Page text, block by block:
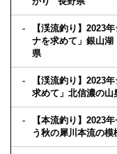
【渓流釣り】2023
ナを求めて」銀山湖
県
【渓流釣り】2023
求めて」北信濃の
【本流釣り】2023
う秋の犀川本流の